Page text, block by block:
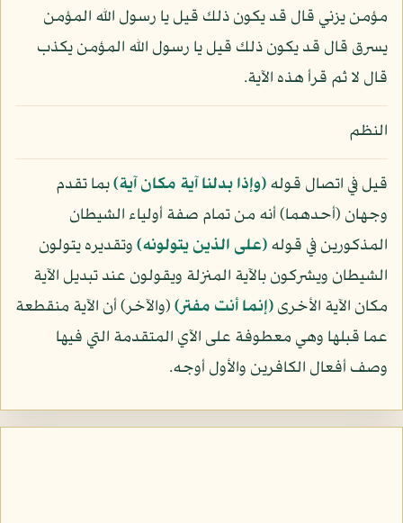
مؤمن يزني قال قد يكون ذلك قيل يا رسول الله المؤمن
يسرق قال قد يكون ذلك قيل يا رسول الله المؤمن يكذب
قال لا ثم قرأ هذه الآية.
النظم
قيل في اتصال قوله﴿وإذا بدلنا آية مكان آية﴾بما تقدم
وجهان (أحدهما) أنه من تمام صفة أولياء الشيطان
المذكورين في قوله﴿على الذين يتولونه﴾وتقديره يتولون
الشيطان ويشركون بالآية المنزلة ويقولون عند تبديل الآية
مكان الآية الأخرى﴿إنما أنت مفتر﴾(والآخر) أن الآية منقطعة
عما قبلها وهي معطوفة على الآي المتقدمة التي فيها
وصف أفعال الكافرين والأول أوجه.